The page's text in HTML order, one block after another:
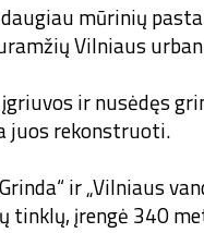
mūrinių
Vilniaus
ir nusėdęs
juos rekonstruoti.
ir „Vilniaus
įrengė 340